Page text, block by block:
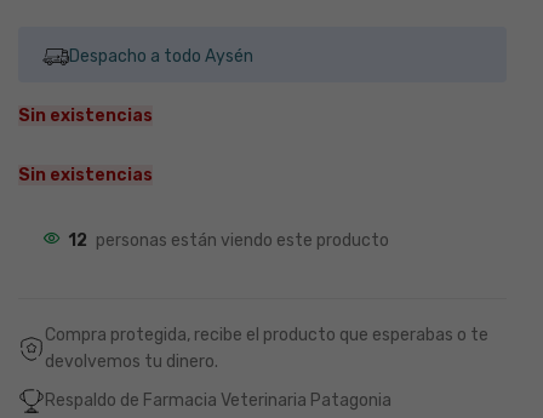
Despacho a todo Aysén
Sin existencias
Sin existencias
12 personas están viendo este producto
Compra protegida, recibe el producto que esperabas o te
devolvemos tu dinero.
Respaldo de Farmacia Veterinaria Patagonia